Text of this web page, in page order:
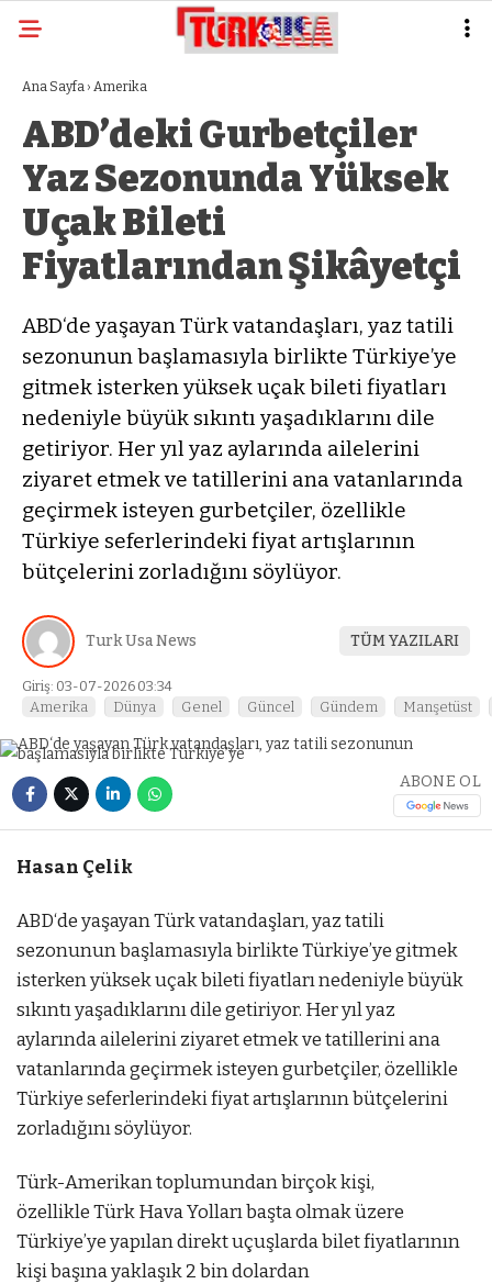
Ana Sayfa › Amerika
ABD’deki Gurbetçiler
Yaz Sezonunda Yüksek
Uçak Bileti
Fiyatlarından Şikâyetçi
ABD‘de yaşayan Türk vatandaşları, yaz tatili
sezonunun başlamasıyla birlikte Türkiye’ye
gitmek isterken yüksek uçak bileti fiyatları
nedeniyle büyük sıkıntı yaşadıklarını dile
getiriyor. Her yıl yaz aylarında ailelerini
ziyaret etmek ve tatillerini ana vatanlarında
geçirmek isteyen gurbetçiler, özellikle
Türkiye seferlerindeki fiyat artışlarının
bütçelerini zorladığını söylüyor.
Turk Usa News TÜM YAZILARI
Giriş: 03-07-2026 03:34
Amerika Dünya Genel Güncel Gündem Manşetüst
ABONE OL
Hasan Çelik
ABD‘de yaşayan Türk vatandaşları, yaz tatili
sezonunun başlamasıyla birlikte Türkiye’ye gitmek
isterken yüksek uçak bileti fiyatları nedeniyle büyük
sıkıntı yaşadıklarını dile getiriyor. Her yıl yaz
aylarında ailelerini ziyaret etmek ve tatillerini ana
vatanlarında geçirmek isteyen gurbetçiler, özellikle
Türkiye seferlerindeki fiyat artışlarının bütçelerini
zorladığını söylüyor.
Türk-Amerikan toplumundan birçok kişi,
özellikle Türk Hava Yolları başta olmak üzere
Türkiye’ye yapılan direkt uçuşlarda bilet fiyatlarının
kişi başına yaklaşık 2 bin dolardan